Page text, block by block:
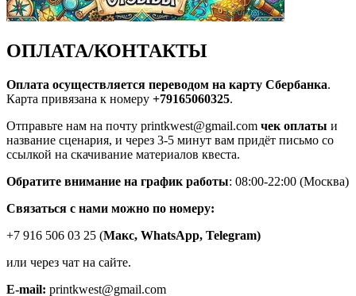
ОПЛАТА/КОНТАКТЫ
Оплата осуществляется переводом на карту Сбербанка.
Карта привязана к номеру +79165060325.
Отправьте нам на почту printkwest@gmail.com чек оплаты и
название сценария, и через 3-5 минут вам придёт письмо со
ссылкой на скачивание материалов квеста.
Обратите внимание на график работы: 08:00-22:00 (Москва)
Связаться с нами можно по номеру:
+7 916 506 03 25 (Макс, WhatsApp, Telegram)
или через чат на сайте.
E-mail: printkwest@gmail.com